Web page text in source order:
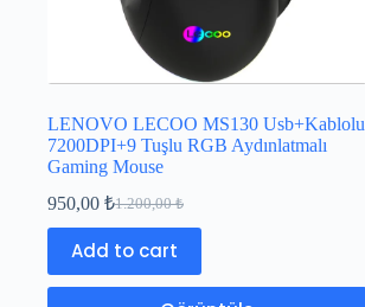
LENOVO LECOO MS130 Usb+Kablolu
7200DPI+9 Tuşlu RGB Aydınlatmalı
Gaming Mouse
1.200,00₺
950,00 ₺
Add to cart